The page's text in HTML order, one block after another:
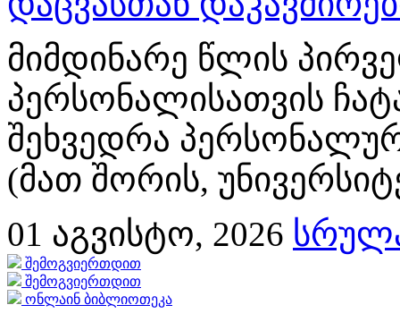
მიმდინარე წლის
პერსონალისათვის
შეხვედრა
(მათ შორის,
01 აგვისტო, 2026
შემოგვიერთდით
შემოგვიერთდით
ონლაინ ბიბლიოთეკა